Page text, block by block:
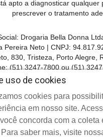
8,99
apto a diagnosticar qualquer
prescrever o tratamento
Drogaria Bella Donna
Pereira Neto | CNPJ:
830, Tristeza, Porto Alegre,
(51) 3247-7800 ou (51)
Segunda-feira a sexta-
22h. | Farmacêutico
RS: 588122 |Autorização
Empresa (AFE):
uso de cookies
cookies para
em nosso site.
concorda com a coleta
Para saber mais, visite